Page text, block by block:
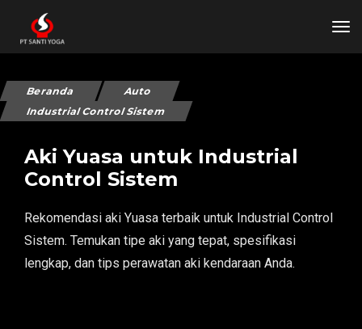
Beranda
Auto
Industrial Control Sistem
Aki Yuasa untuk Industrial
Control Sistem
Rekomendasi aki Yuasa terbaik untuk Industrial Control
Sistem. Temukan tipe aki yang tepat, spesifikasi
lengkap, dan tips perawatan aki kendaraan Anda.